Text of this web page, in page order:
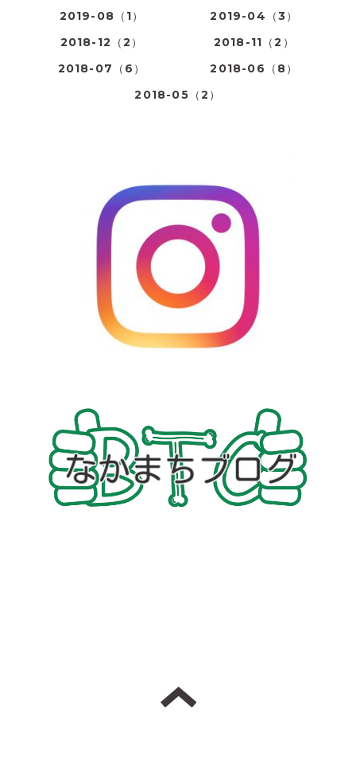
2019-08（1）
2019-04（3）
2018-12（2）
2018-11（2）
2018-07（6）
2018-06（8）
2018-05（2）